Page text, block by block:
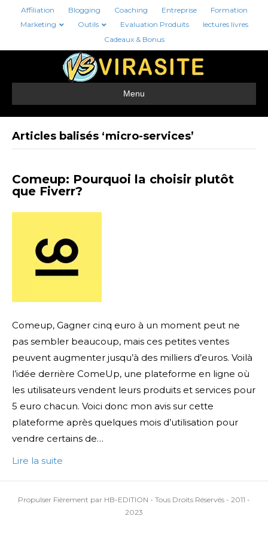
Affiliation Blogging Coaching Entreprise
Formation
Marketing
Outils Evaluation Produits
lectures livres
Cadeaux & Bonus
Menu
Articles balisés ‘micro-services’
Comeup: Pourquoi la choisir plutôt
que Fiverr?
Comeup, Gagner cinq euro à un moment peut ne
pas sembler beaucoup, mais ces petites ventes
peuvent augmenter jusqu’à des milliers d’euros. Voilà
l’idée derrière ComeUp, une plateforme en ligne où
les utilisateurs vendent leurs produits et services pour
5 euro chacun. Voici donc mon avis sur cette
plateforme après quelques mois d’utilisation pour
vendre certains de…
Lire la suite
Propulser Fièrement par HB-EDITION - Tous Droits Réservés - 2011 -
2023